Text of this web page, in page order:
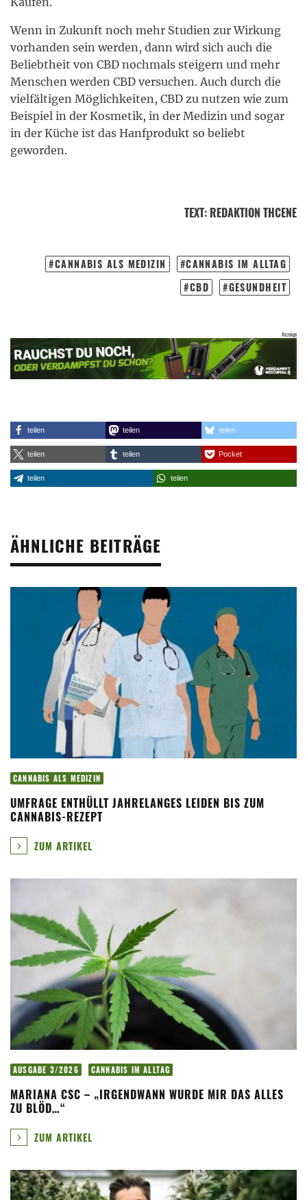
Wenn in Zukunft noch mehr Studien zur Wirkung
vorhanden sein werden, dann wird sich auch die
Beliebtheit von CBD nochmals steigern und mehr
Menschen werden CBD versuchen. Auch durch die
vielfältigen Möglichkeiten, CBD zu nutzen wie zum
Beispiel in der Kosmetik, in der Medizin und sogar
in der Küche ist das Hanfprodukt so beliebt
geworden.
TEXT: REDAKTION THCENE
CANNABIS ALS MEDIZIN
CANNABIS IM ALLTAG
CBD
GESUNDHEIT
teilen teilen teilen
teilen teilen Pocket
teilen teilen
ÄHNLICHE BEITRÄGE
CANNABIS ALS MEDIZIN
UMFRAGE ENTHÜLLT JAHRELANGES LEIDEN BIS ZUM
CANNABIS-REZEPT
ZUM ARTIKEL
AUSGABE 3/2026 CANNABIS IM ALLTAG
MARIANA CSC – „IRGENDWANN WURDE MIR DAS ALLES
ZU BLÖD…“
ZUM ARTIKEL